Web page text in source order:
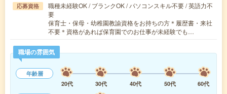
応募資格
職種未経験OK / ブランクOK / パソコンスキル不要 / 英語力不
要
保育士・保母・幼稚園教諭資格をお持ちの方＊履歴書・来社
不要＊資格があれば保育園でのお仕事が未経験でも…
職場の雰囲気
年齢層
20代
30代 40代 50代
60代